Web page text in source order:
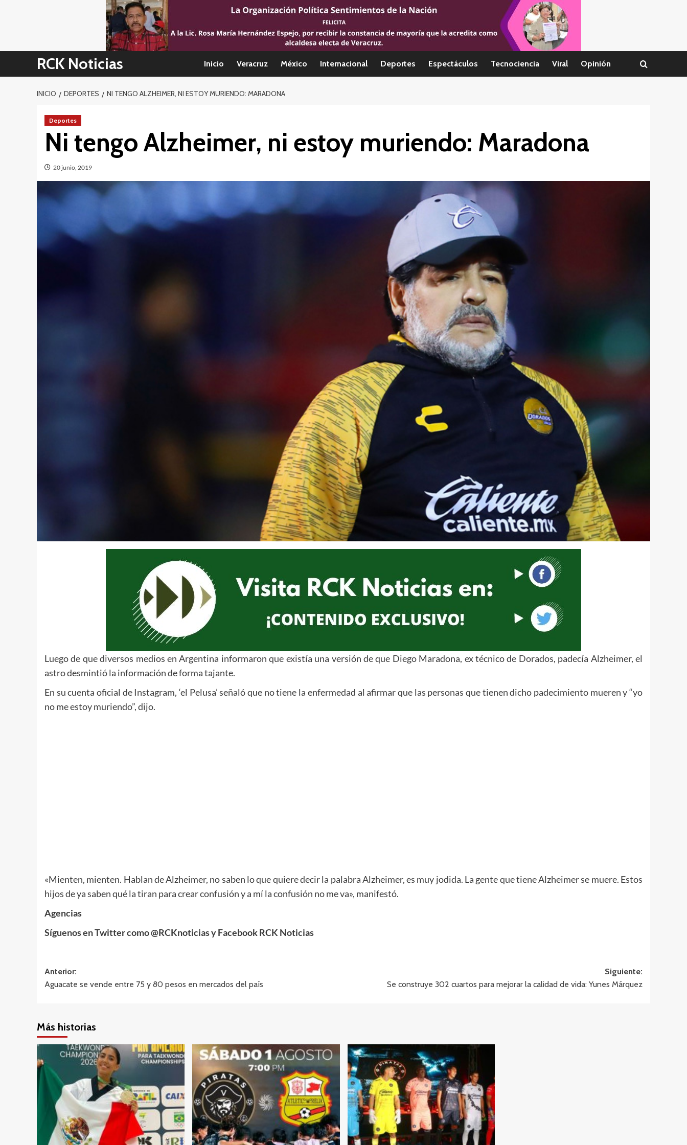
RCK Noticias Inicio Veracruz México Internacional Deportes Espectáculos Tecnociencia Viral Opinión
INICIO DEPORTES NI TENGO ALZHEIMER, NI ESTOY MURIENDO: MARADONA
Deportes
Ni tengo Alzheimer, ni estoy muriendo: Maradona
20 junio, 2019
Luego de que diversos medios en Argentina informaron que existía una versión de que Diego Maradona, ex técnico de Dorados, padecía Alzheimer, el
astro desmintió la información de forma tajante.
En su cuenta oficial de Instagram, ‘el Pelusa’ señaló que no tiene la enfermedad al afirmar que las personas que tienen dicho padecimiento mueren y “yo
no me estoy muriendo”, dijo.
«Mienten, mienten. Hablan de Alzheimer, no saben lo que quiere decir la palabra Alzheimer, es muy jodida. La gente que tiene Alzheimer se muere. Estos
hijos de ya saben qué la tiran para crear confusión y a mí la confusión no me va», manifestó.
Agencias
Síguenos en Twitter como @RCKnoticias y Facebook RCK Noticias
Navegación
de
Anterior:
Aguacate se vende entre 75 y 80 pesos en mercados del país
Siguiente:
Se construye 302 cuartos para mejorar la calidad de vida: Yunes Márquez
Más historias